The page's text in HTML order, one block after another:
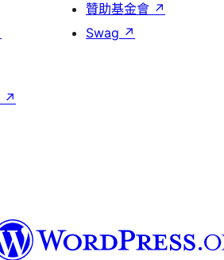
贊助基金會 ↗
Swag ↗
↗